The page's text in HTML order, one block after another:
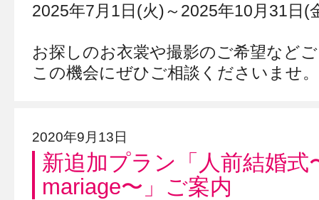
2025年7月1日(火)～2025年10月31日(
お探しのお衣裳や撮影のご希望など
この機会にぜひご相談くださいませ。
2020年9月13日
新追加プラン「人前結婚式
mariage〜」ご案内